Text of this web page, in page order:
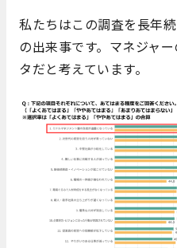
私たちはこの調査を長年
の出来事です。マネジャ
タだと考えています。